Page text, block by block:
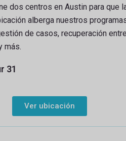
dos centros en Austin para que
alberga nuestros
de casos, recuperación
más.
31
Ver ubicación